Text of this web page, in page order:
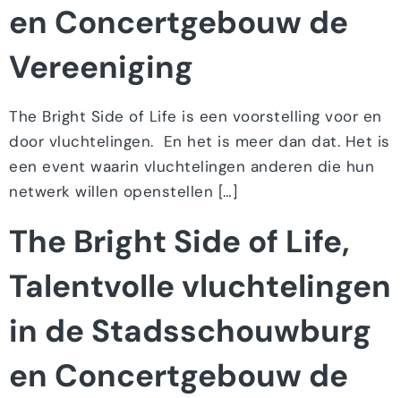
en Concertgebouw de
Vereeniging
The Bright Side of Life is een voorstelling voor en
door vluchtelingen. En het is meer dan dat. Het is
een event waarin vluchtelingen anderen die hun
netwerk willen openstellen […]
The Bright Side of Life,
Talentvolle vluchtelingen
in de Stadsschouwburg
en Concertgebouw de